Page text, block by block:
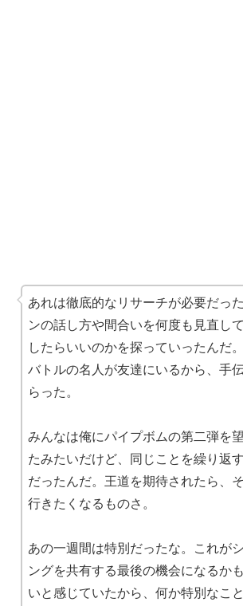
あれは徹底的なリサーチが必要だっ
ンの話し方や間合いを何度も見直し
したらいいのかを探っていったんだ
バトルの名人が友達にいるから、手
らった。
みんなは俺にパイプボムの第二弾を
たみたいだけど、同じことを繰り返
だったんだ。王道を期待されたら、
行きたくなるものさ。
あの一週間は特別だったな。これが
ングを共有する最後の機会になるか
いと感じていたから、何か特別なこ